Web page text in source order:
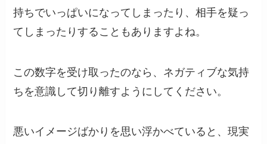
持ちでいっぱいになってしまったり、相手を疑っ
てしまったりすることもありますよね。
この数字を受け取ったのなら、ネガティブな気持
ちを意識して切り離すようにしてください。
悪いイメージばかりを思い浮かべていると、現実